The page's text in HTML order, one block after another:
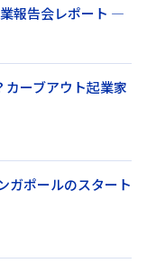
報告会レポート ―
ーブアウト起業家
ポールのスタート